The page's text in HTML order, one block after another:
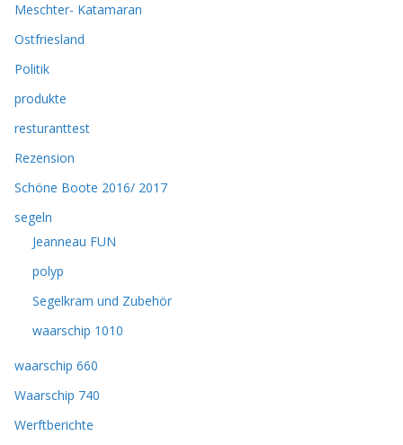
Meschter- Katamaran
Ostfriesland
Politik
produkte
resturanttest
Rezension
Schöne Boote 2016/ 2017
segeln
Jeanneau FUN
polyp
Segelkram und Zubehör
waarschip 1010
waarschip 660
Waarschip 740
Werftberichte